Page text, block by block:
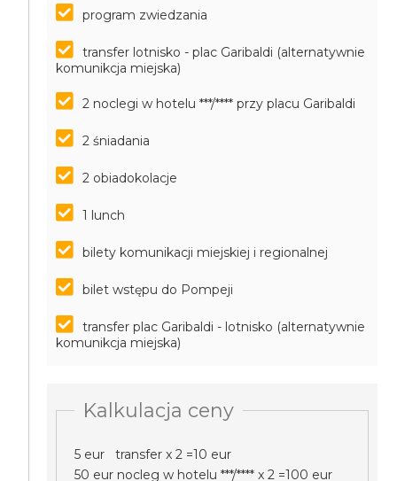
program zwiedzania
transfer lotnisko - plac Garibaldi (alternatywnie
komunikcja miejska)
2 noclegi w hotelu ***/**** przy placu Garibaldi
2 śniadania
2 obiadokolacje
1 lunch
bilety komunikacji miejskiej i regionalnej
bilet wstępu do Pompeji
transfer plac Garibaldi - lotnisko (alternatywnie
komunikcja miejska)
Kalkulacja ceny
5 eur transfer x 2 =10 eur
50 eur nocleg w hotelu ***/**** x 2 =100 eur